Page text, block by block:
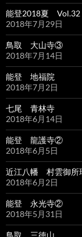
能登2018夏
2018年7月29日
鳥取 大山寺③
2018年7月14日
能登 地福院
2018年7月2日
七尾 青林寺
2018年6月14日
能登 龍護寺②
2018年6月5日
近江八幡 村雲御所
2018年6月2日
能登 永光寺②
2018年5月31日